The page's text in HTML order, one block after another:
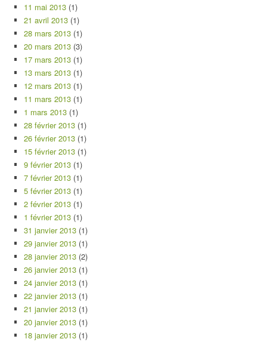
11 mai 2013 (1)
21 avril 2013 (1)
28 mars 2013 (1)
20 mars 2013 (3)
17 mars 2013 (1)
13 mars 2013 (1)
12 mars 2013 (1)
11 mars 2013 (1)
1 mars 2013 (1)
28 février 2013 (1)
26 février 2013 (1)
15 février 2013 (1)
9 février 2013 (1)
7 février 2013 (1)
5 février 2013 (1)
2 février 2013 (1)
1 février 2013 (1)
31 janvier 2013 (1)
29 janvier 2013 (1)
28 janvier 2013 (2)
26 janvier 2013 (1)
24 janvier 2013 (1)
22 janvier 2013 (1)
21 janvier 2013 (1)
20 janvier 2013 (1)
18 janvier 2013 (1)